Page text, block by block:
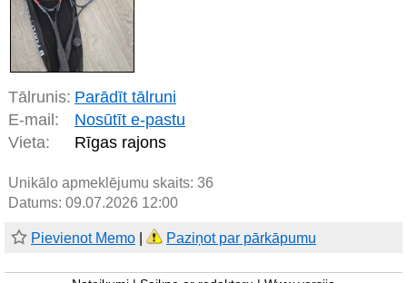
Tālrunis: Parādīt tālruni
E-mail:
Nosūtīt e-pastu
Vieta:
Rīgas rajons
Unikālo apmeklējumu skaits: 36
Datums: 09.07.2026 12:00
Pievienot Memo Paziņot par pārkāpumu